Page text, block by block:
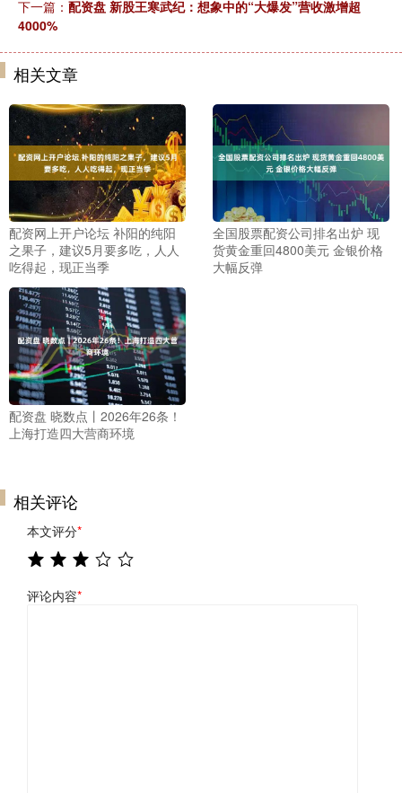
下一篇： 配资盘 新股王寒武纪：想象中的“大爆发”营收激增超
4000%
相关文章
配资网上开户论坛 补阳的纯阳
之果子，建议5月要多吃，人人
吃得起，现正当季
全国股票配资公司排名出炉 现
货黄金重回4800美元 金银价格
大幅反弹
配资盘 晓数点丨2026年26条！
上海打造四大营商环境
相关评论
本文评分*
评论内容*